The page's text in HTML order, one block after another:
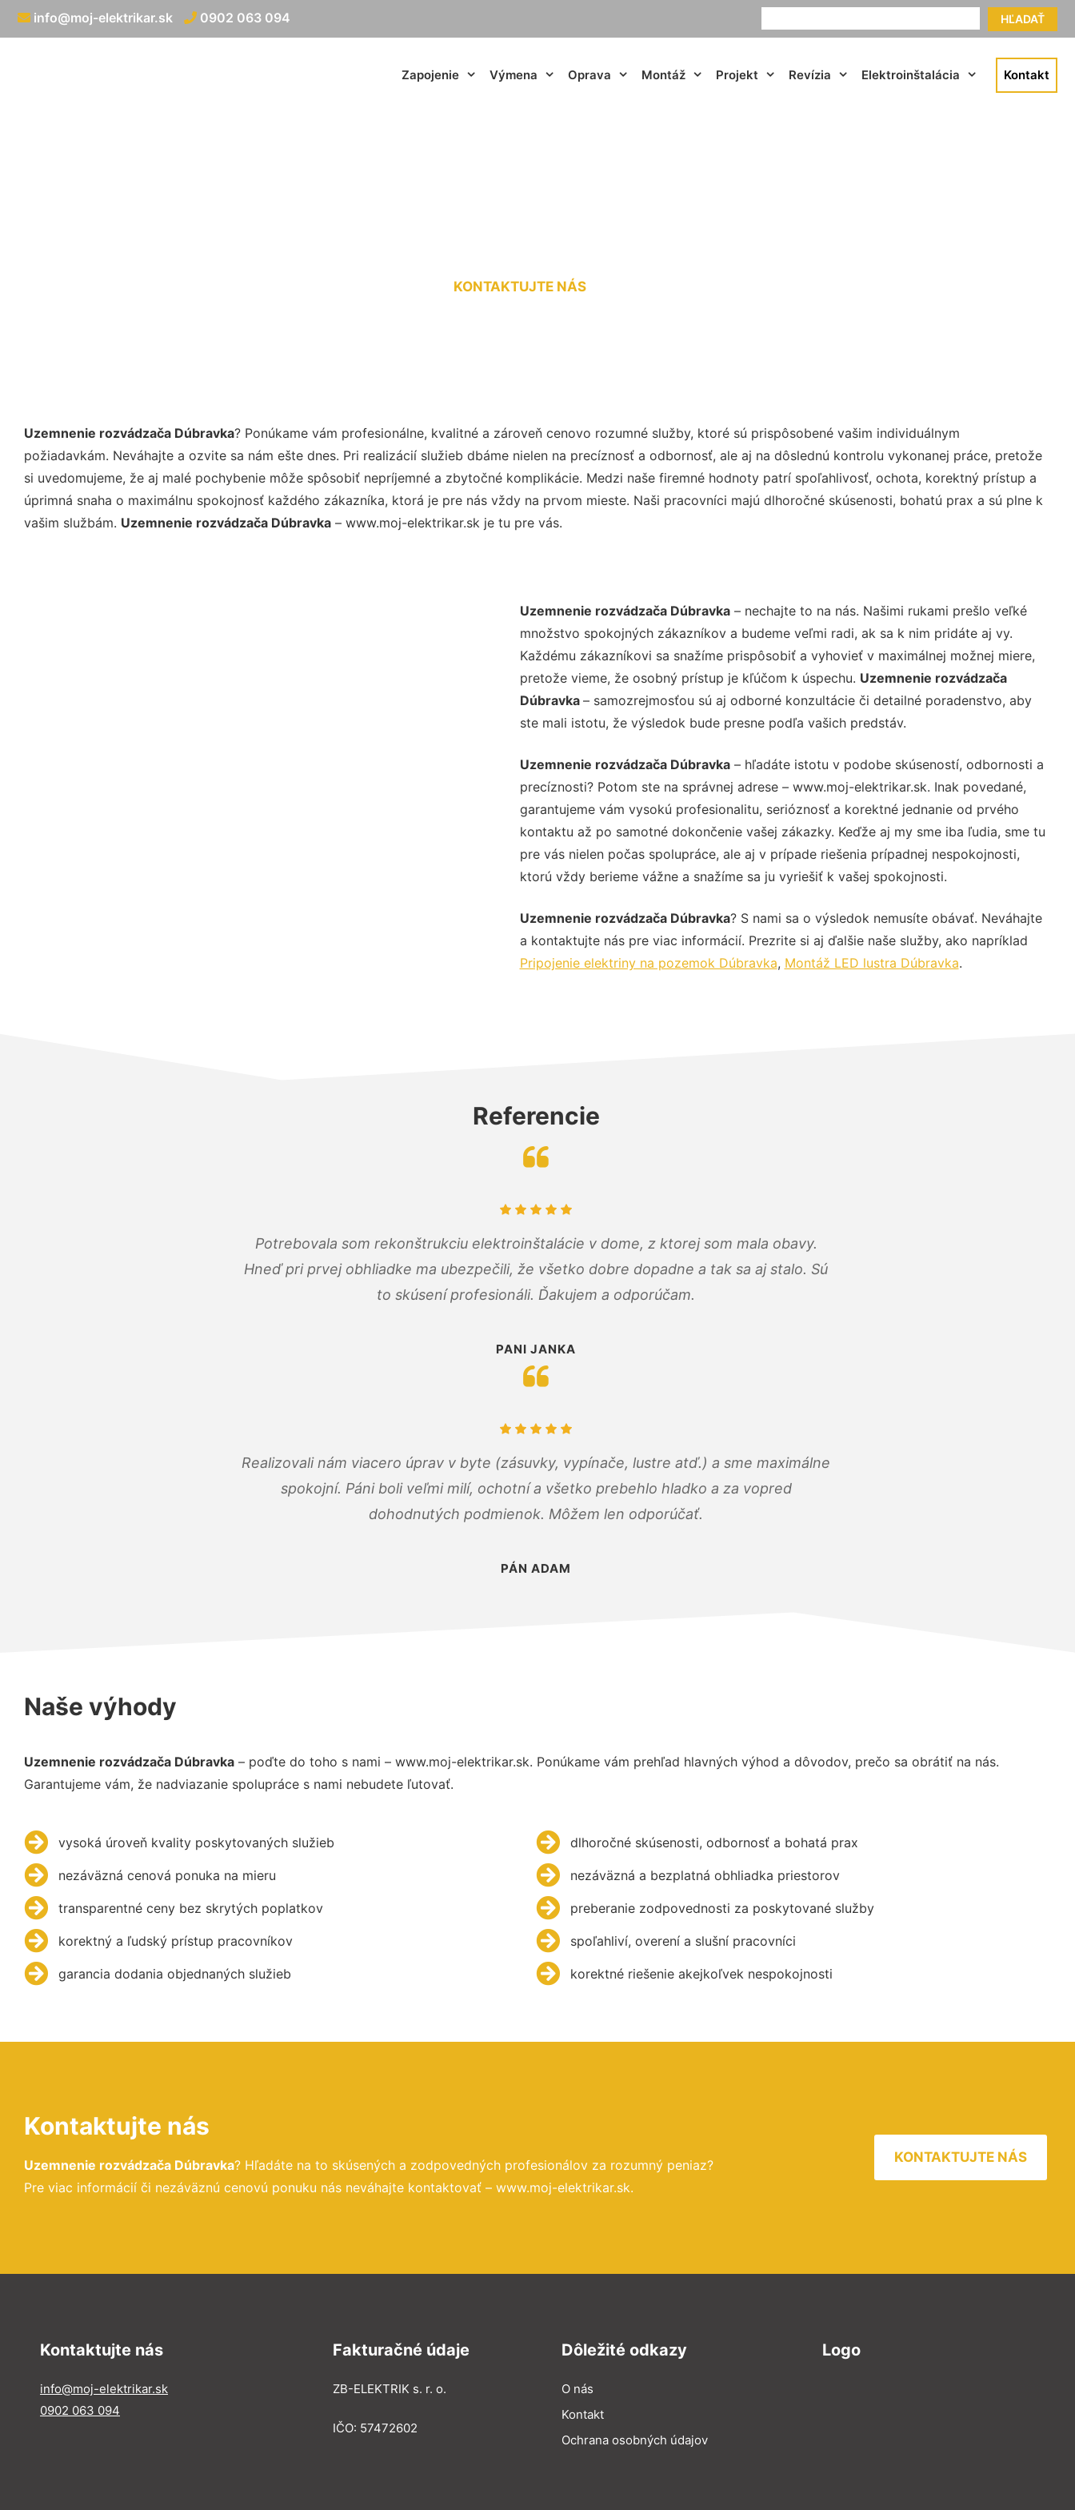
HĽADAŤ
info@moj-elektrikar.sk 0902 063 094
Zapojenie Výmena Oprava Montáž Projekt Revízia Elektroinštalácia Kontakt
KONTAKTUJTE NÁS
Uzemnenie rozvádzača Dúbravka? Ponúkame vám profesionálne, kvalitné a zároveň cenovo rozumné služby, ktoré sú prispôsobené vašim individuálnym
požiadavkám. Neváhajte a ozvite sa nám ešte dnes. Pri realizácií služieb dbáme nielen na precíznosť a odbornosť, ale aj na dôslednú kontrolu vykonanej práce, pretože
si uvedomujeme, že aj malé pochybenie môže spôsobiť nepríjemné a zbytočné komplikácie. Medzi naše firemné hodnoty patrí spoľahlivosť, ochota, korektný prístup a
úprimná snaha o maximálnu spokojnosť každého zákazníka, ktorá je pre nás vždy na prvom mieste. Naši pracovníci majú dlhoročné skúsenosti, bohatú prax a sú plne k
vašim službám. Uzemnenie rozvádzača Dúbravka – www.moj-elektrikar.sk je tu pre vás.
Uzemnenie rozvádzača Dúbravka– nechajte to na nás. Našimi rukami prešlo veľké
množstvo spokojných zákazníkov a budeme veľmi radi, ak sa k nim pridáte aj vy.
Každému zákazníkovi sa snažíme prispôsobiť a vyhovieť v maximálnej možnej miere,
pretože vieme, že osobný prístup je kľúčom k úspechu. Uzemnenie rozvádzača
Dúbravka – samozrejmosťou sú aj odborné konzultácie či detailné poradenstvo, aby
ste mali istotu, že výsledok bude presne podľa vašich predstáv.
Uzemnenie rozvádzača Dúbravka– hľadáte istotu v podobe skúseností, odbornosti a
precíznosti? Potom ste na správnej adrese – www.moj-elektrikar.sk. Inak povedané,
garantujeme vám vysokú profesionalitu, serióznosť a korektné jednanie od prvého
kontaktu až po samotné dokončenie vašej zákazky. Keďže aj my sme iba ľudia, sme tu
pre vás nielen počas spolupráce, ale aj v prípade riešenia prípadnej nespokojnosti,
ktorú vždy berieme vážne a snažíme sa ju vyriešiť k vašej spokojnosti.
Uzemnenie rozvádzača Dúbravka? S nami sa o výsledok nemusíte obávať. Neváhajte
a kontaktujte nás pre viac informácií. Prezrite si aj ďalšie naše služby, ako napríklad
Pripojenie elektriny na pozemok Dúbravka, Montáž LED lustra Dúbravka.
Referencie
Potrebovala som rekonštrukciu elektroinštalácie v dome, z ktorej som mala obavy.
Hneď pri prvej obhliadke ma ubezpečili, že všetko dobre dopadne a tak sa aj stalo. Sú
to skúsení profesionáli. Ďakujem a odporúčam.
PANI JANKA
Realizovali nám viacero úprav v byte (zásuvky, vypínače, lustre atď.) a sme maximálne
spokojní. Páni boli veľmi milí, ochotní a všetko prebehlo hladko a za vopred
dohodnutých podmienok. Môžem len odporúčať.
PÁN ADAM
Naše výhody
Uzemnenie rozvádzača Dúbravka – poďte do toho s nami – www.moj-elektrikar.sk. Ponúkame vám prehľad hlavných výhod a dôvodov, prečo sa obrátiť na nás.
Garantujeme vám, že nadviazanie spolupráce s nami nebudete ľutovať.
vysoká úroveň kvality poskytovaných služieb
nezáväzná cenová ponuka na mieru
transparentné ceny bez skrytých poplatkov
korektný a ľudský prístup pracovníkov
garancia dodania objednaných služieb
dlhoročné skúsenosti, odbornosť a bohatá prax
nezáväzná a bezplatná obhliadka priestorov
preberanie zodpovednosti za poskytované služby
spoľahliví, overení a slušní pracovníci
korektné riešenie akejkoľvek nespokojnosti
Kontaktujte nás
Uzemnenie rozvádzača Dúbravka? Hľadáte na to skúsených a zodpovedných profesionálov za rozumný peniaz?
Pre viac informácií či nezáväznú cenovú ponuku nás neváhajte kontaktovať – www.moj-elektrikar.sk.
KONTAKTUJTE NÁS
Kontaktujte nás
info@moj-elektrikar.sk
0902 063 094
Fakturačné údaje
ZB-ELEKTRIK s. r. o.
IČO: 57472602
Dôležité odkazy
O nás
Kontakt
Ochrana osobných údajov
Logo